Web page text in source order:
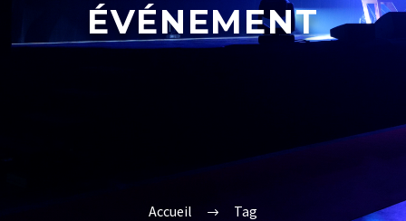
ÉVÉNEMENT
Accueil Tag